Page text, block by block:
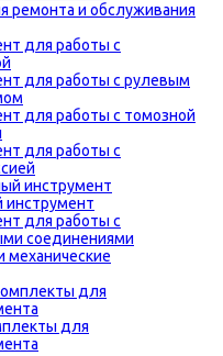
ремонта и обслуживания
для работы с
для работы с рулевым
для работы с томозной
для работы с
инструмент
для работы с
соединениями
механические
для